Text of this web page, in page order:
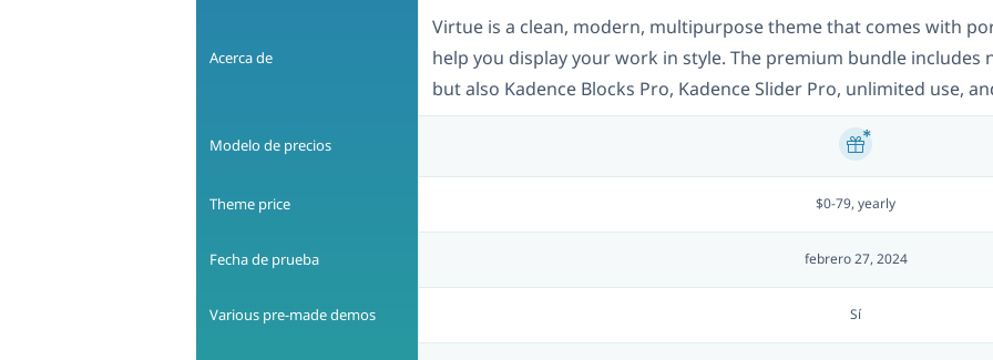
Acerca de
Virtue is a clean, modern, multipurpose theme that comes with
help you display your work in style. The premium bundle
but also Kadence Blocks Pro, Kadence Slider Pro, unlimited use,
Modelo de precios
Theme price $0-79, yearly
Fecha de prueba febrero 27, 2024
Various pre-made demos Sí